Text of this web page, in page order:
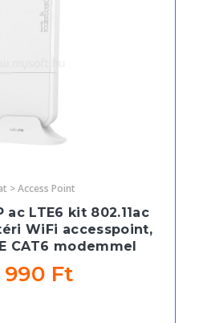
> Access Point
ac LTE6 kit 802.11ac
WiFi accesspoint,
CAT6 modemmel
990 Ft